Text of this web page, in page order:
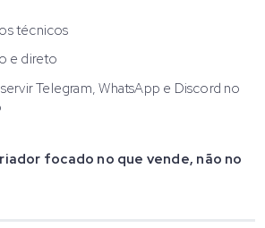
técnicos
e direto
Telegram, WhatsApp e Discord no
focado no que vende, não no